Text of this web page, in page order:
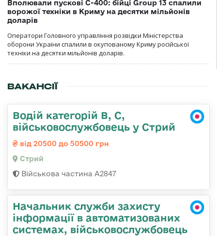
Вполювали пускові С-400: бійці Group 13 спалили
ворожої техніки в Криму на десятки мільйонів
доларів
Оператори Головного управління розвідки Міністерства
оборони України спалили в окупованому Криму російської
техніки на десятки мільйонів доларів.
ВАКАНСІЇ
Водій категорій B, C,
військовослужбовець у Стрий
від 20500 до 50500 грн
Стрий
Військова частина А2847
Начальник служби захисту
інформації в автоматизованих
системах, військовослужбовець